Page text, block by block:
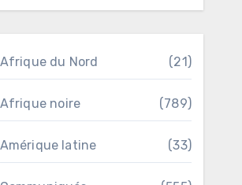
Afrique du Nord (21)
Afrique noire (789)
Amérique latine (33)